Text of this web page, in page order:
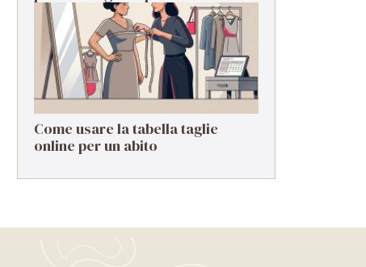
Come usare la tabella taglie
online per un abito